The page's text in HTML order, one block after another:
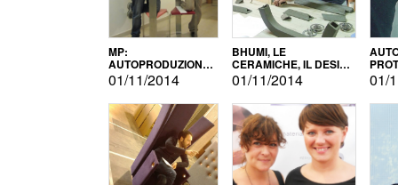
MP:
AUTOPRODUZIONE
E INNOVAZIONE
01/11/2014
BHUMI, LE
CERAMICHE, IL DESIGN
E L'AUTOPRODUZIONE
01/11/2014 01/